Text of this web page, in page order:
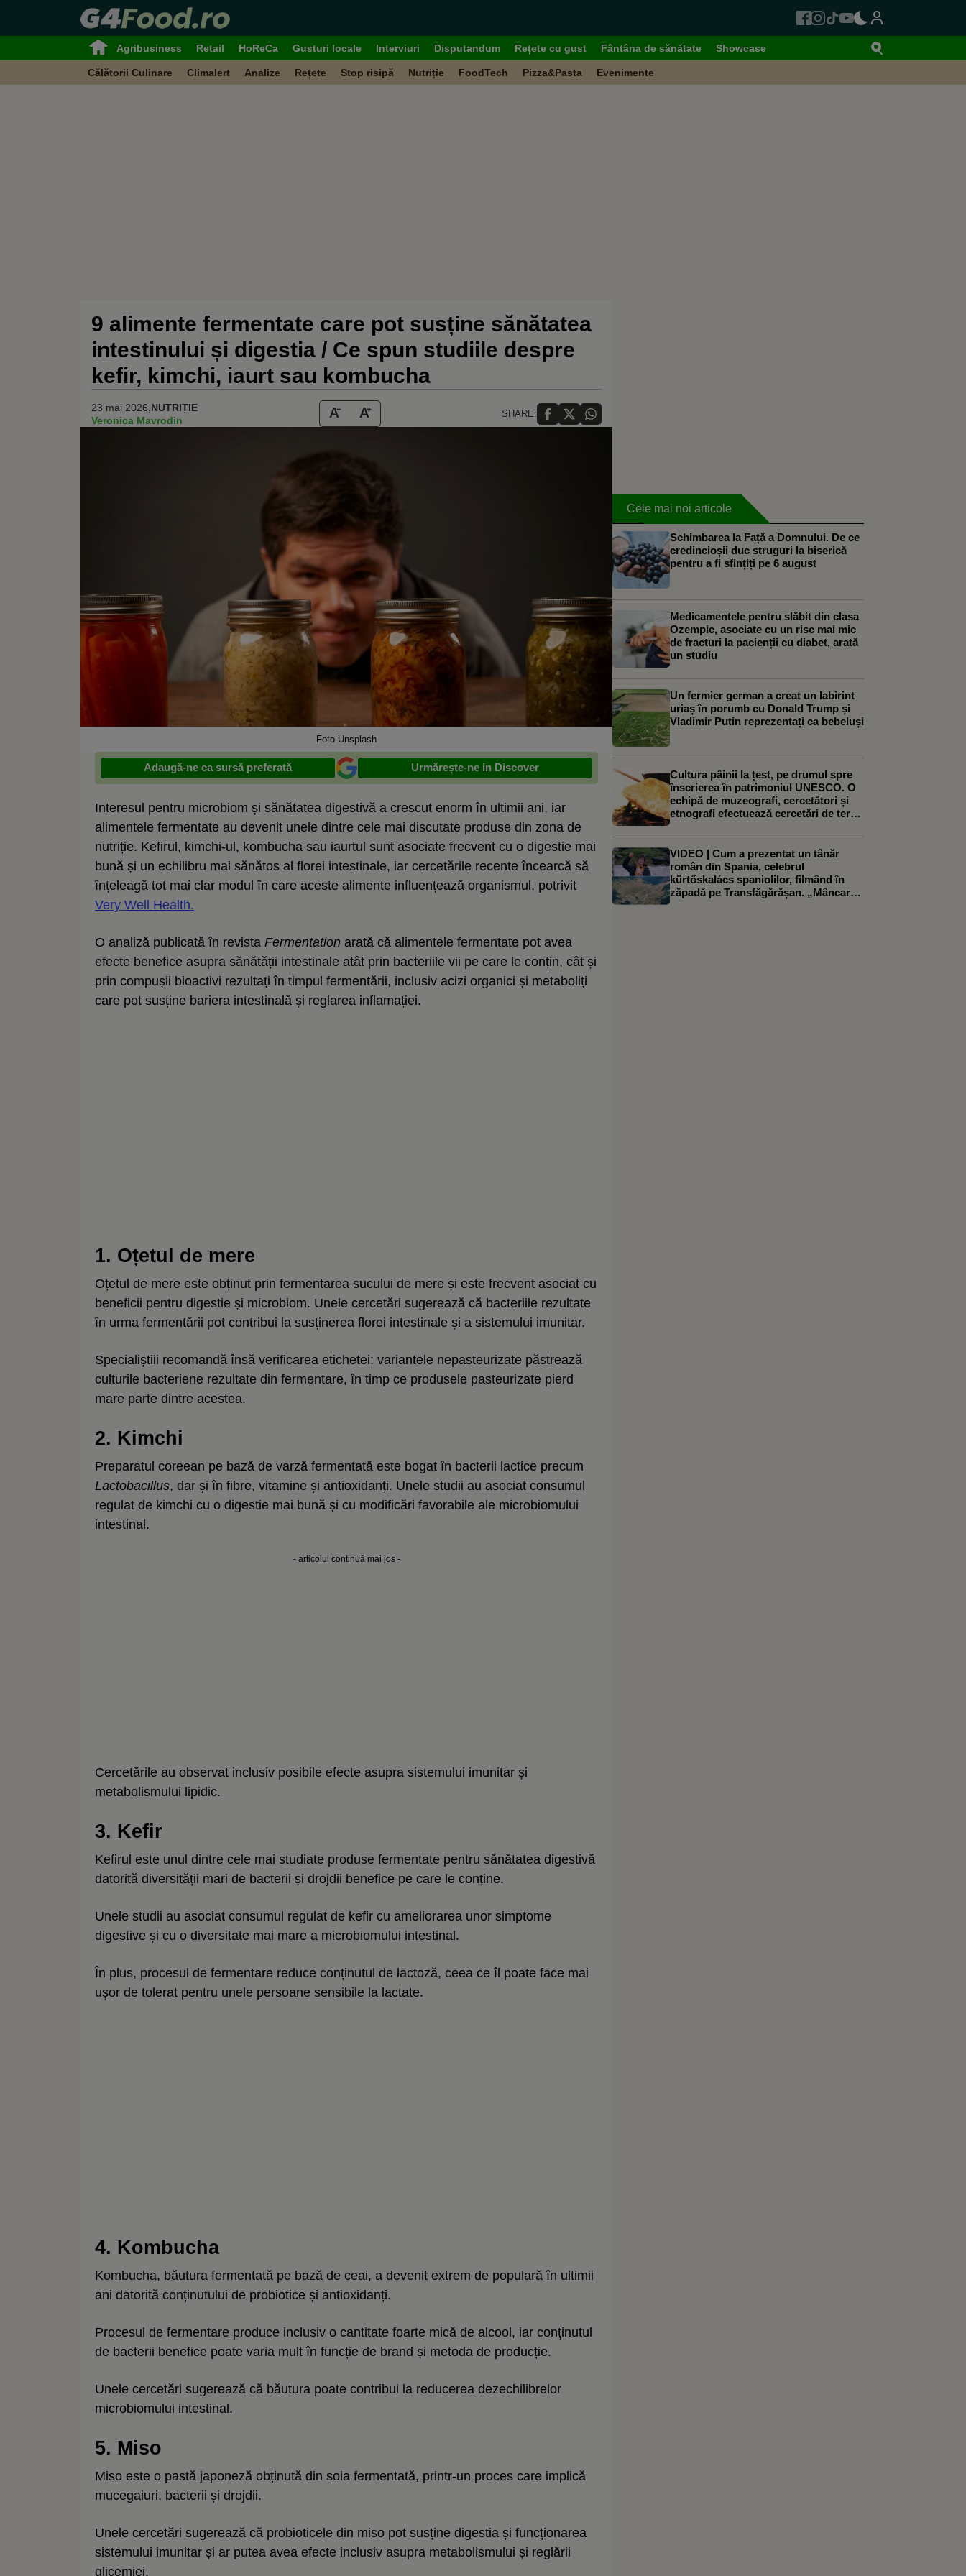
Agribusiness Retail HoReCa Gusturi locale Interviuri Disputandum Rețete cu gust Fântâna de sănătate Showcase
Călătorii Culinare Climalert Analize Rețete Stop risipă Nutriție FoodTech Pizza&Pasta Evenimente
9 alimente fermentate care pot susține sănătatea
intestinului și digestia / Ce spun studiile despre
kefir, kimchi, iaurt sau kombucha
23 mai 2026, NUTRIȚIE
Veronica Mavrodin
SHARE:
Foto Unsplash
Adaugă-ne ca sursă preferată Urmărește-ne in Discover
Interesul pentru microbiom și sănătatea digestivă a crescut enorm în ultimii ani, iar
alimentele fermentate au devenit unele dintre cele mai discutate produse din zona de
nutriție. Kefirul, kimchi-ul, kombucha sau iaurtul sunt asociate frecvent cu o digestie mai
bună și un echilibru mai sănătos al florei intestinale, iar cercetările recente încearcă să
înțeleagă tot mai clar modul în care aceste alimente influențează organismul, potrivit
Very Well Health.
O analiză publicată în revista Fermentation arată că alimentele fermentate pot avea
efecte benefice asupra sănătății intestinale atât prin bacteriile vii pe care le conțin, cât și
prin compușii bioactivi rezultați în timpul fermentării, inclusiv acizi organici și metaboliți
care pot susține bariera intestinală și reglarea inflamației.
1. Oțetul de mere
Oțetul de mere este obținut prin fermentarea sucului de mere și este frecvent asociat cu
beneficii pentru digestie și microbiom. Unele cercetări sugerează că bacteriile rezultate
în urma fermentării pot contribui la susținerea florei intestinale și a sistemului imunitar.
Specialiștiii recomandă însă verificarea etichetei: variantele nepasteurizate păstrează
culturile bacteriene rezultate din fermentare, în timp ce produsele pasteurizate pierd
mare parte dintre acestea.
2. Kimchi
Preparatul coreean pe bază de varză fermentată este bogat în bacterii lactice precum
Lactobacillus, dar și în fibre, vitamine și antioxidanți. Unele studii au asociat consumul
regulat de kimchi cu o digestie mai bună și cu modificări favorabile ale microbiomului
intestinal.
- articolul continuă mai jos -
Cercetările au observat inclusiv posibile efecte asupra sistemului imunitar și
metabolismului lipidic.
3. Kefir
Kefirul este unul dintre cele mai studiate produse fermentate pentru sănătatea digestivă
datorită diversității mari de bacterii și drojdii benefice pe care le conține.
Unele studii au asociat consumul regulat de kefir cu ameliorarea unor simptome
digestive și cu o diversitate mai mare a microbiomului intestinal.
În plus, procesul de fermentare reduce conținutul de lactoză, ceea ce îl poate face mai
ușor de tolerat pentru unele persoane sensibile la lactate.
4. Kombucha
Kombucha, băutura fermentată pe bază de ceai, a devenit extrem de populară în ultimii
ani datorită conținutului de probiotice și antioxidanți.
Procesul de fermentare produce inclusiv o cantitate foarte mică de alcool, iar conținutul
de bacterii benefice poate varia mult în funcție de brand și metoda de producție.
Unele cercetări sugerează că băutura poate contribui la reducerea dezechilibrelor
microbiomului intestinal.
5. Miso
Miso este o pastă japoneză obținută din soia fermentată, printr-un proces care implică
mucegaiuri, bacterii și drojdii.
Unele cercetări sugerează că probioticele din miso pot susține digestia și funcționarea
sistemului imunitar și ar putea avea efecte inclusiv asupra metabolismului și reglării
glicemiei.
Cele mai noi articole
Schimbarea la Față a Domnului. De ce
credincioșii duc struguri la biserică
pentru a fi sfințiți pe 6 august
Medicamentele pentru slăbit din clasa
Ozempic, asociate cu un risc mai mic
de fracturi la pacienții cu diabet, arată
un studiu
Un fermier german a creat un labirint
uriaș în porumb cu Donald Trump și
Vladimir Putin reprezentați ca bebeluși
Cultura pâinii la țest, pe drumul spre
înscrierea în patrimoniul UNESCO. O
echipă de muzeografi, cercetători și
etnografi efectuează cercetări de teren
VIDEO | Cum a prezentat un tânăr
român din Spania, celebrul
kürtőskalács spaniolilor, filmând în
zăpadă pe Transfăgărășan. „Mâncarea